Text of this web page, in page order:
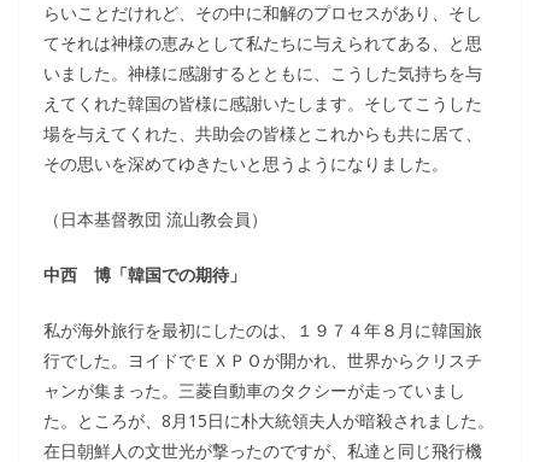
らいことだけれど、その中に和解のプロセスがあり、そし
てそれは神様の恵みとして私たちに与えられてある、と思
いました。神様に感謝するとともに、こうした気持ちを与
えてくれた韓国の皆様に感謝いたします。そしてこうした
場を与えてくれた、共助会の皆様とこれからも共に居て、
その思いを深めてゆきたいと思うようになりました。
（日本基督教団 流山教会員）
中西 博「韓国での期待」
私が海外旅行を最初にしたのは、１９７４年８月に韓国旅
行でした。ヨイドでＥＸＰＯが開かれ、世界からクリスチ
ャンが集まった。三菱自動車のタクシーが走っていまし
た。ところが、8月15日に朴大統領夫人が暗殺されました。
在日朝鮮人の文世光が撃ったのですが、私達と同じ飛行機